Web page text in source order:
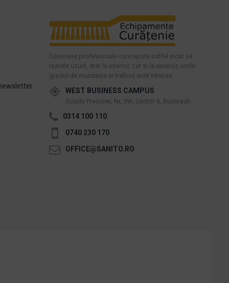
Covorase profesionale concepute astfel incat sa
reziste uzurii, atat la interior, cat si la exterior, unde
gradul de murdarire si traficul sunt intense.
WEST BUSINESS CAMPUS
Strada Preciziei, Nr, 3W, Sector 6, Bucuresti
0314 100 110
0740 230 170
OFFICE@SANITO.RO